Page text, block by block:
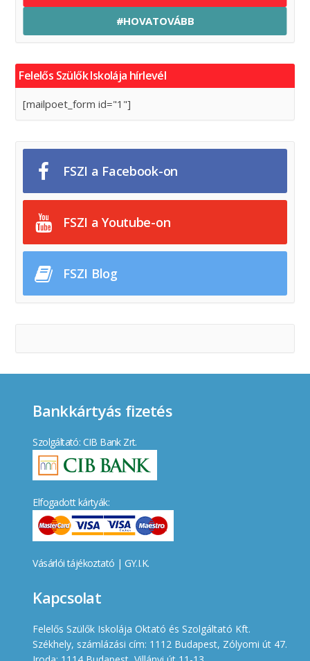
#HOVATOVÁBB
Felelős Szülők Iskolája hírlevél
[mailpoet_form id="1"]
FSZI a Facebook-on
FSZI a Youtube-on
FSZI Blog
Bankkártyás fizetés
Szolgáltató: CIB Bank Zrt.
Elfogadott kártyák:
Vásárlói tájékoztató | GY.I.K.
Kapcsolat
Felelős Szülők Iskolája Oktató és Szolgáltató Kft.
Székhely, számlázási cím: 1112 Budapest, Zólyomi út 47.